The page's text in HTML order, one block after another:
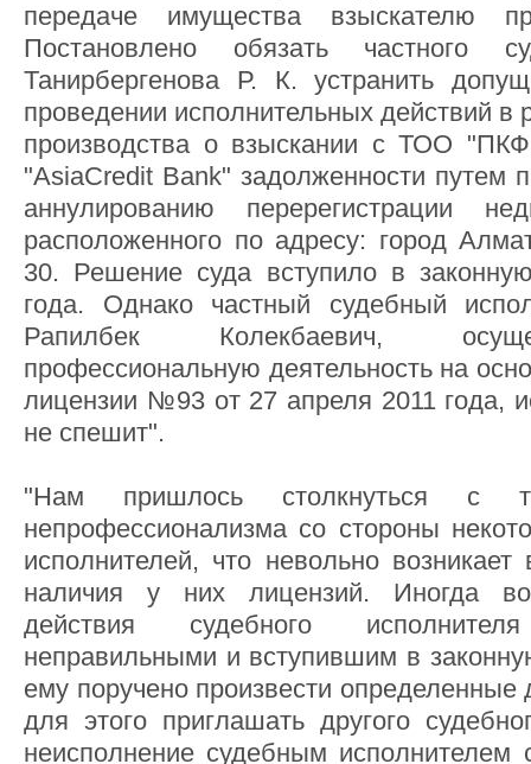
передаче имущества взыскателю
Постановлено обязать частного
Танирбергенова Р. К. устранить
проведении исполнительных действий в
производства о взыскании с ТОО
"AsiaCredit Bank" задолженности путем
аннулированию перерегистрации
расположенного по адресу: город
30. Решение суда вступило в
года. Однако частный судебный
Рапилбек Колекбаевич,
профессиональную деятельность на
лицензии №93 от 27 апреля 2011 года,
не спешит".
"Нам пришлось столкнуться с
непрофессионализма со стороны
исполнителей, что невольно
наличия у них лицензий. Иногда
действия судебного
неправильными и вступившим в
ему поручено произвести определенные
для этого приглашать другого
неисполнение судебным исполнителем